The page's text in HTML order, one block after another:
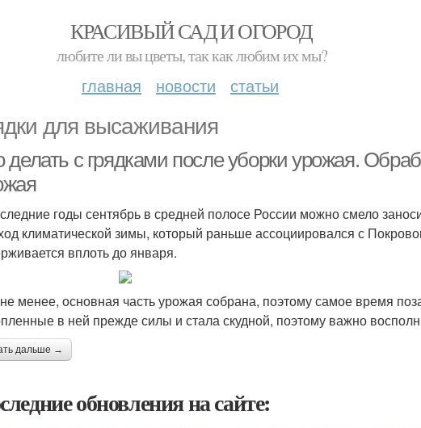
КРАСИВЫЙ САД И ОГОРОД
любите ли вы цветы, так как любим их мы?
главная новости статьи
для высаживания
делать с грядками после уборки урожая.
годы сентябрь в средней полосе России можно смело
климатической зимы, который раньше ассоциировался с
вплоть до января.
менее, основная часть урожая собрана, поэтому самое время
в ней прежде силы и стала скудной, поэтому важно
дальше →
обновления на сайте: